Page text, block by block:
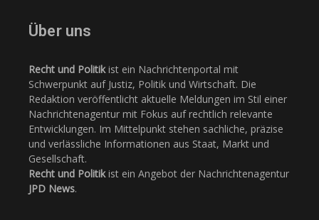
Über uns
Recht und Politikist ein Nachrichtenportal mit
Schwerpunkt auf Justiz, Politik und Wirtschaft. Die
Redaktion veröffentlicht aktuelle Meldungen im Stil einer
Nachrichtenagentur mit Fokus auf rechtlich relevante
Entwicklungen. Im Mittelpunkt stehen sachliche, präzise
und verlässliche Informationen aus Staat, Markt und
Gesellschaft.
Recht und Politikist ein Angebot der Nachrichtenagentur
JPD News.